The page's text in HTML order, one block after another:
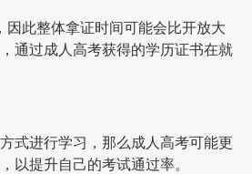
此整体拿证时间可能会比开放大
通过成人高考获得的学历证书在就
式进行学习，那么成人高考可能更
以提升自己的考试通过率。